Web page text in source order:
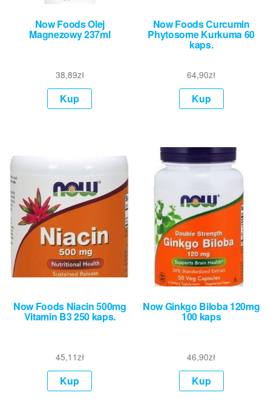
Now Foods Olej
Magnezowy 237ml
38,89zł
Kup
Now Foods Curcumin
Phytosome Kurkuma 60
kaps.
64,90zł
Kup
Now Foods Niacin 500mg
Vitamin B3 250 kaps.
45,11zł
Kup
Now Ginkgo Biloba 120mg
100 kaps
46,90zł
Kup